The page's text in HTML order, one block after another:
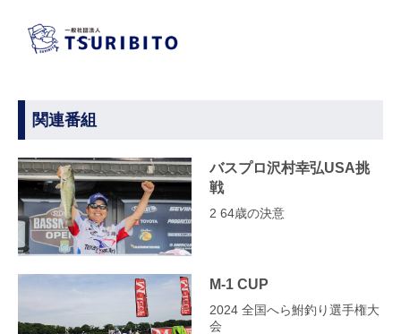
関連番組
バスプロ沢村幸弘USA挑
戦
2 64歳の決意
M-1 CUP
2024 全国へら鮒釣り選手権大
会